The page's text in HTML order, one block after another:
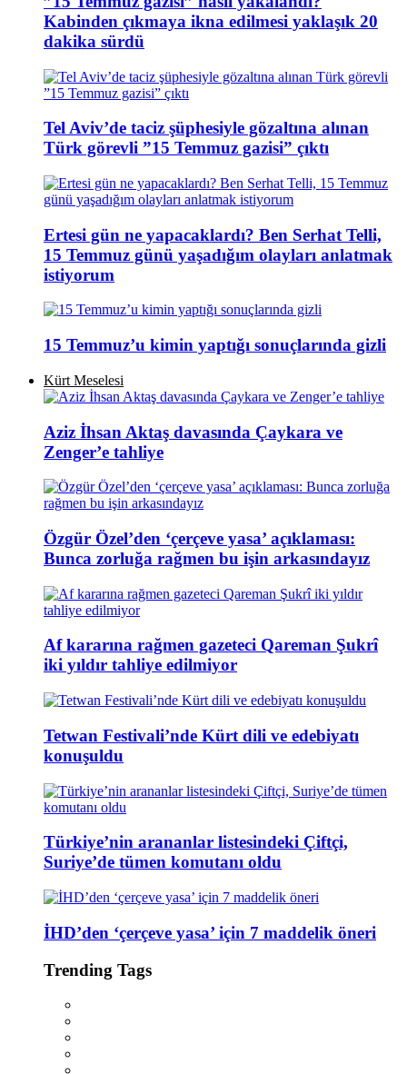
Kabinden çıkmaya ikna edilmesi yaklaşık 20
dakika sürdü
Tel Aviv’de taciz şüphesiyle gözaltına alınan
Türk görevli ”15 Temmuz gazisi” çıktı
Ertesi gün ne yapacaklardı? Ben Serhat Telli,
15 Temmuz günü yaşadığım olayları anlatmak
istiyorum
15 Temmuz’u kimin yaptığı sonuçlarında gizli
Kürt Meselesi
Aziz İhsan Aktaş davasında Çaykara ve
Zenger’e tahliye
Özgür Özel’den ‘çerçeve yasa’ açıklaması:
Bunca zorluğa rağmen bu işin arkasındayız
Af kararına rağmen gazeteci Qareman Şukrî
iki yıldır tahliye edilmiyor
Tetwan Festivali’nde Kürt dili ve edebiyatı
konuşuldu
Türkiye’nin arananlar listesindeki Çiftçi,
Suriye’de tümen komutanı oldu
İHD’den ‘çerçeve yasa’ için 7 maddelik öneri
Trending Tags